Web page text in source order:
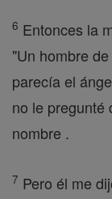
6 Entonces la
"Un hombre
parecía el
no le pregunté
nombre .
7 Pero él me